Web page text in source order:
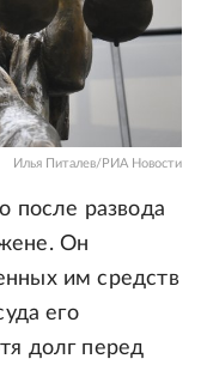
Илья Питалев/РИА Новости
после развода
Он
им средств
его
долг перед